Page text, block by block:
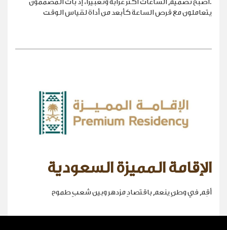
.أصبح تصميم الساعات أكثر غرابةً وتعبيراً، إذ بات المصممون
يتعاملون مع قرص الساعة كأبعد من أداة لقياس الوقت
الإقامة المميزة السعودية
أقِم في وطنٍ ينعم باقتصادٍ مزدهر وبين شعبٍ طموح